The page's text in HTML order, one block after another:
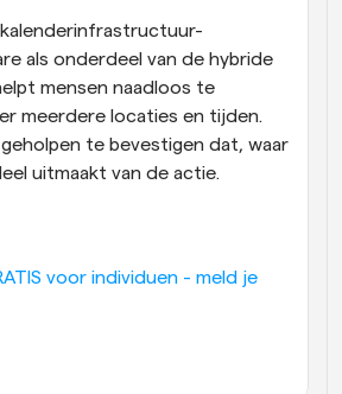
kalenderinfrastructuur-
als onderdeel van de hybride
mensen naadloos te
meerdere locaties en tijden.
te bevestigen dat, waar
uitmaakt van de actie.
voor individuen - meld je